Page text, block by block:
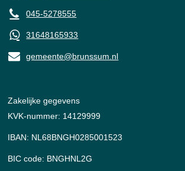
045-5278555
31648165933
gemeente@brunssum.nl
Zakelijke gegevens
KVK-nummer: 14129999
IBAN: NL68BNGH0285001523
BIC code: BNGHNL2G